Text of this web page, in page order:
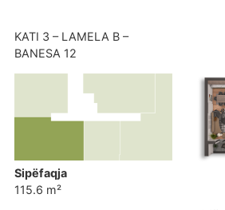
KATI 3 – LAMELA B –
BANESA 12
Sipëfaqja
115.6 m²